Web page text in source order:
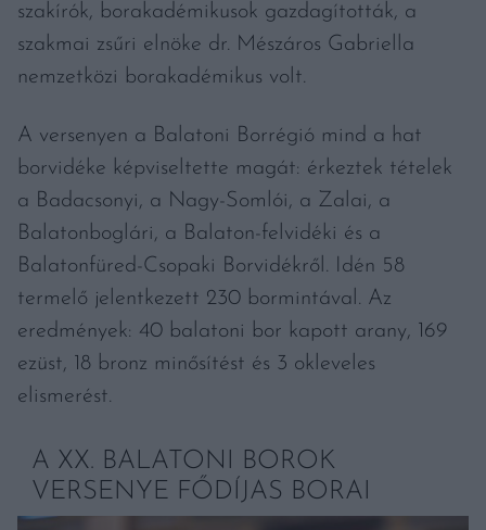
szakírók, borakadémikusok gazdagították, a
szakmai zsűri elnöke dr. Mészáros Gabriella
nemzetközi borakadémikus volt.
A versenyen a Balatoni Borrégió mind a hat
borvidéke képviseltette magát: érkeztek tételek
a Badacsonyi, a Nagy-Somlói, a Zalai, a
Balatonboglári, a Balaton-felvidéki és a
Balatonfüred-Csopaki Borvidékről. Idén 58
termelő jelentkezett 230 bormintával. Az
eredmények: 40 balatoni bor kapott arany, 169
ezüst, 18 bronz minősítést és 3 okleveles
elismerést.
A XX. BALATONI BOROK
VERSENYE FŐDÍJAS BORAI